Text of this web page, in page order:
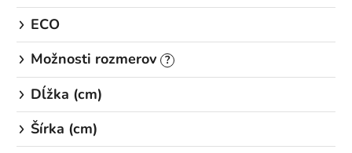
ECO
Možnosti rozmerov ?
Dĺžka (cm)
Šírka (cm)